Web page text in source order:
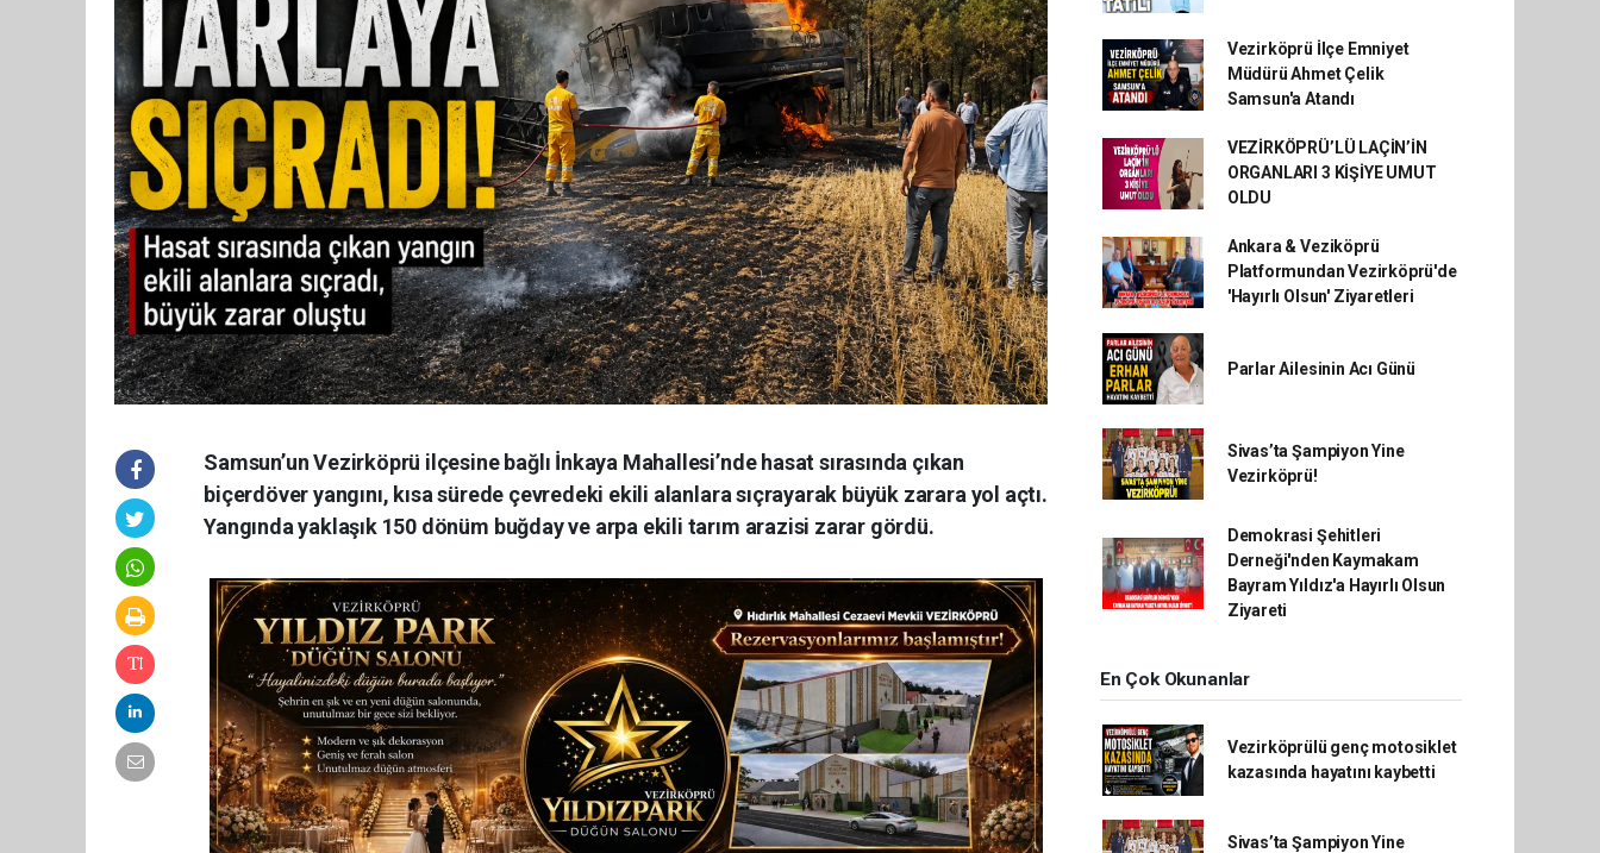
Samsun’un Vezirköprü ilçesine bağlı İnkaya Mahallesi’nde hasat sırasında çıkan
biçerdöver yangını, kısa sürede çevredeki ekili alanlara sıçrayarak büyük zarara yol açtı.
Yangında yaklaşık 150 dönüm buğday ve arpa ekili tarım arazisi zarar gördü.
Vezirköprü İlçe Emniyet
Müdürü Ahmet Çelik
Samsun'a Atandı
VEZİRKÖPRÜ’LÜ LAÇİN’İN
ORGANLARI 3 KİŞİYE UMUT
OLDU
Ankara & Veziköprü
Platformundan Vezirköprü'de
'Hayırlı Olsun' Ziyaretleri
Parlar Ailesinin Acı Günü
Sivas’ta Şampiyon Yine
Vezirköprü!
Demokrasi Şehitleri
Derneği'nden Kaymakam
Bayram Yıldız'a Hayırlı Olsun
Ziyareti
En Çok Okunanlar
Vezirköprülü genç motosiklet
kazasında hayatını kaybetti
Sivas’ta Şampiyon Yine